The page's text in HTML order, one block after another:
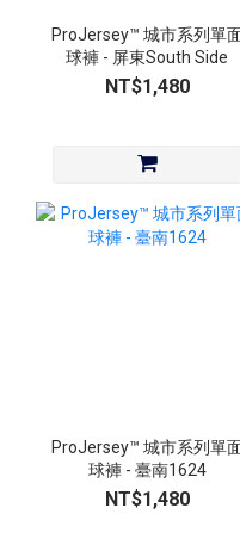
ProJersey™ 城市系列單
球褲 - 屏東South Side
NT$1,480
ProJersey™ 城市系列單
球褲 - 臺南1624
NT$1,480